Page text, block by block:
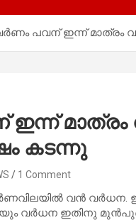
പവന് ഇന്ന് മാത്രം
മാത്രം
കടന്നു
1 Comment
വൻ വർധന. ഇന്ന്
വർധന ഇതിനു